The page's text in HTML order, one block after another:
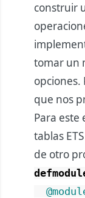
construir
tomar un
opciones.
que nos
Para este
tablas
de otro